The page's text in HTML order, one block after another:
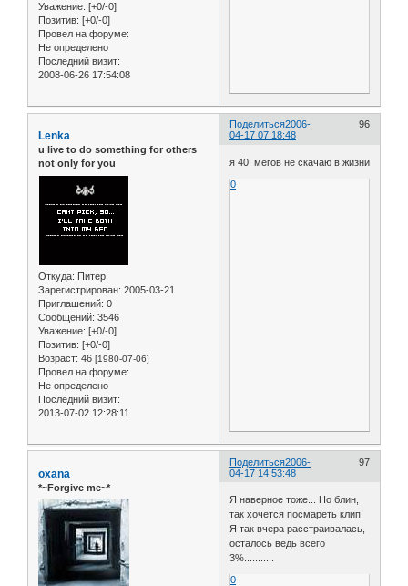
Уважение: [+0/-0]
Позитив: [+0/-0]
Провел на форуме:
Не определено
Последний визит:
2008-06-26 17:54:08
Поделиться 96
2006-
04-17 07:18:48
Lenka
u live to do something for others
not only for you
Откуда: Питер
Зарегистрирован: 2005-03-21
Приглашений: 0
Сообщений: 3546
Уважение: [+0/-0]
Позитив: [+0/-0]
Возраст: 46 [1980-07-06]
Провел на форуме:
Не определено
Последний визит:
2013-07-02 12:28:11
я 40 мегов не скачаю в жизни
0
Поделиться 97
2006-
04-17 14:53:48
oxana
*~Forgive me~*
Я наверное тоже... Но блин,
так хочется посмареть клип!
Я так вчера расстраивалась,
осталось ведь всего
3%...........
0